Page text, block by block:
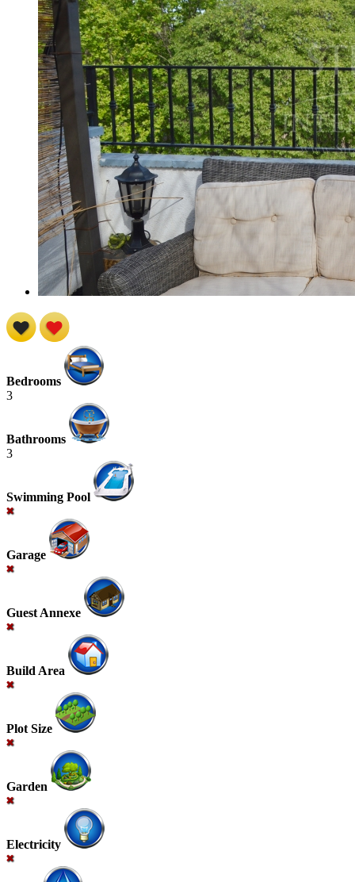
Bedrooms
3
Bathrooms
3
Swimming Pool
Garage
Guest Annexe
Build Area
Plot Size
Garden
Electricity